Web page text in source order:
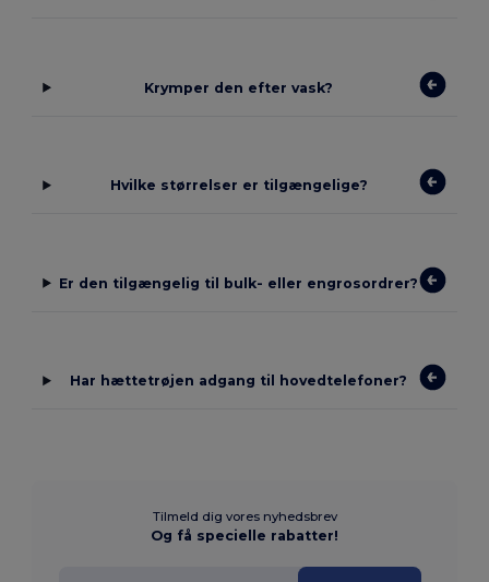
Krymper den efter vask?
Hvilke størrelser er tilgængelige?
Er den tilgængelig til bulk- eller engrosordrer?
Har hættetrøjen adgang til hovedtelefoner?
Tilmeld dig vores nyhedsbrev
Og få specielle rabatter!